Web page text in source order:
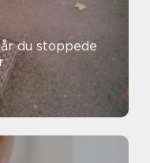
du stoppede